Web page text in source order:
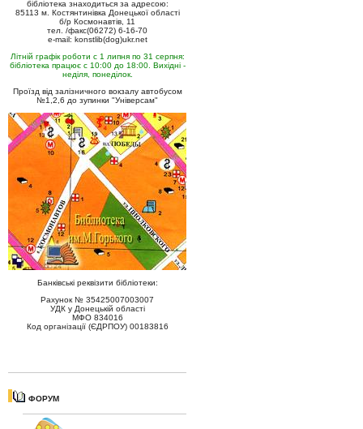
бібліотека знаходиться за адресою:
85113 м. Костянтинівка Донецької області
б/р Космонавтів, 11
тел. /факс(06272) 6-16-70
e-mail: konstlib(dog)ukr.net
Літній графік роботи с 1 липня по 31 серпня:
бібліотека працює с 10:00 до 18:00. Вихідні -
неділя, понеділок.
Проїзд від залізничного вокзалу автобусом
№1,2,6 до зупинки "Універсам"
Банківські реквізити бібліотеки:
Рахунок № 35425007003007
УДК у Донецькій області
МФО 834016
Код організації (ЄДРПОУ) 00183816
ФОРУМ